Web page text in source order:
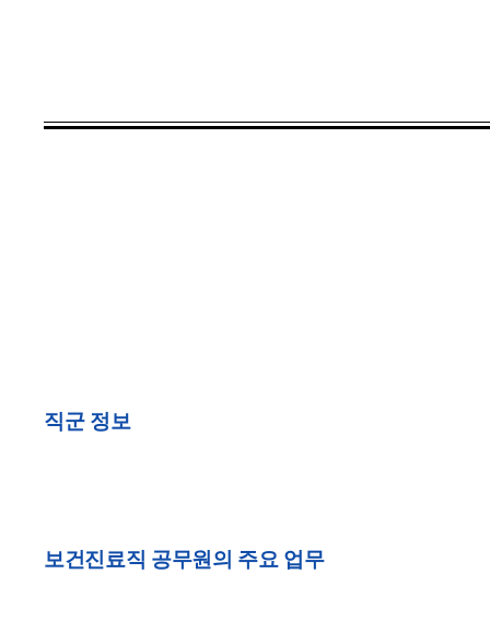
직군 정보
보건진료직 공무원의 주요 업무